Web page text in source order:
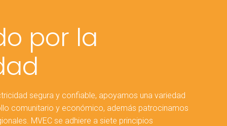
por la
segura y confiable, apoyamos una variedad
comunitario y económico, además patrocinamos
MVEC se adhiere a siete principios